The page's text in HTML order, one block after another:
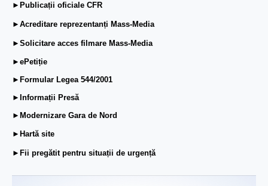
►Publicații oficiale CFR
►Acreditare reprezentanți Mass-Media
►Solicitare acces filmare Mass-Media
►ePetiție
►Formular Legea 544/2001
►Informații Presă
►Modernizare Gara de Nord
►Hartă site
►Fii pregătit pentru situații de urgență